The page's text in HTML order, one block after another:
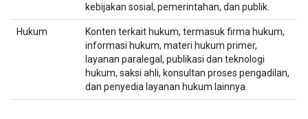
kebijakan sosial, pemerintahan, dan publik.
Hukum
Konten terkait hukum, termasuk firma hukum,
informasi hukum, materi hukum primer,
layanan paralegal, publikasi dan teknologi
hukum, saksi ahli, konsultan proses pengadilan,
dan penyedia layanan hukum lainnya.